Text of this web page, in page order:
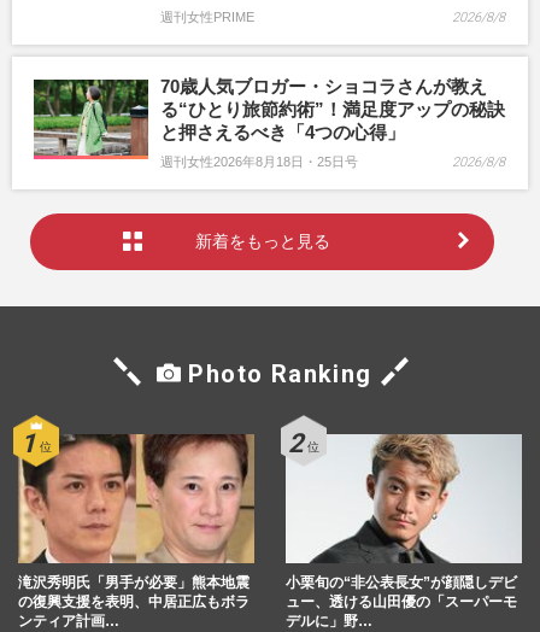
週刊女性PRIME 2026/8/8
70歳人気ブロガー・ショコラさんが教え
る“ひとり旅節約術”！満足度アップの秘訣
と押さえるべき「4つの心得」
週刊女性2026年8月18日・25日号 2026/8/8
新着をもっと見る
Photo Ranking
滝沢秀明氏「男手が必要」熊本地震
の復興支援を表明、中居正広もボラ
ンティア計画…
小栗旬の“非公表長女”が顔隠しデビ
ュー、透ける山田優の「スーパーモ
デルに」野…